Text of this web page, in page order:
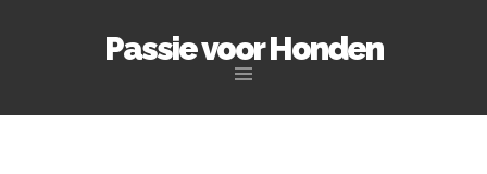
Passie voor Honden